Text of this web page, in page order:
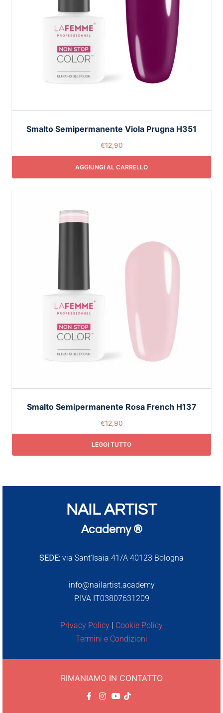
Smalto Semipermanente Viola Prugna H351
€12,90
AGGIUNGI AL CARRELLO
Smalto Semipermanente Rosa French H137
€12,90
LEGGI TUTTO
NAIL ARTIST
Academy ®
SEDE: via Sant’Isaia 41/A 40123 Bologna
info@nailartist.academy
P.IVA IT03807631209
Privacy Policy
Cookie Policy
Termini e Condizioni
RIMANIAMO IN CONTATTO